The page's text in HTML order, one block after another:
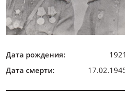
Дата рождения:
Дата смерти: